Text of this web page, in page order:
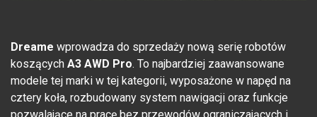
Dreame wprowadza do sprzedaży nową serię robotów
koszących A3 AWD Pro. To najbardziej zaawansowane
modele tej marki w tej kategorii, wyposażone w napęd na
cztery koła, rozbudowany system nawigacji oraz funkcje